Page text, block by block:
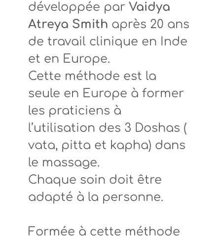
développée par Vaidya
Atreya Smith après 20 ans
de travail clinique en Inde
et en Europe.
Cette méthode est la
seule en Europe à former
les praticiens à
l’utilisation des 3 Doshas (
vata, pitta et kapha) dans
le massage.
Chaque soin doit être
adapté à la personne.
Formée à cette méthode